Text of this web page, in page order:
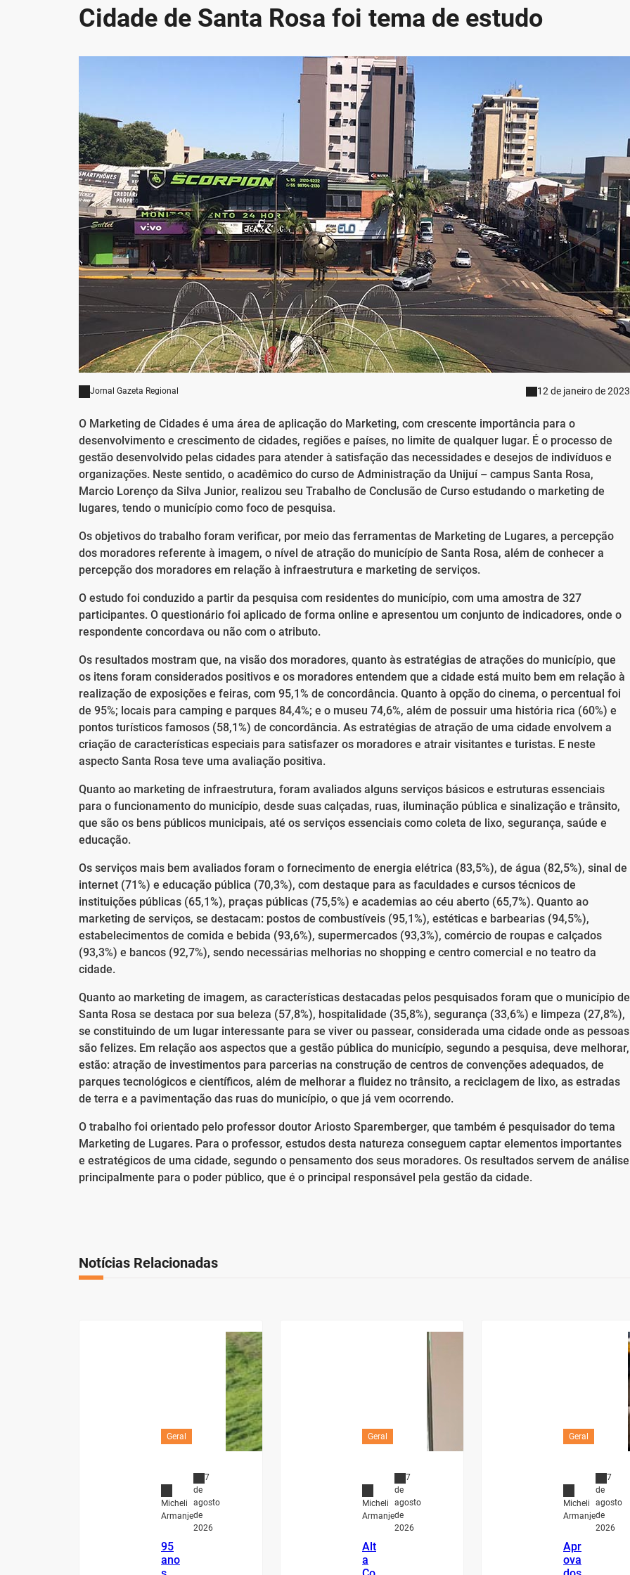
Cidade de Santa Rosa foi tema de estudo
Jornal Gazeta Regional 12 de janeiro de 2023
O Marketing de Cidades é uma área de aplicação do Marketing, com crescente importância para o
desenvolvimento e crescimento de cidades, regiões e países, no limite de qualquer lugar. É o processo de
gestão desenvolvido pelas cidades para atender à satisfação das necessidades e desejos de indivíduos e
organizações. Neste sentido, o acadêmico do curso de Administração da Unijuí – campus Santa Rosa,
Marcio Lorenço da Silva Junior, realizou seu Trabalho de Conclusão de Curso estudando o marketing de
lugares, tendo o município como foco de pesquisa.
Os objetivos do trabalho foram verificar, por meio das ferramentas de Marketing de Lugares, a percepção
dos moradores referente à imagem, o nível de atração do município de Santa Rosa, além de conhecer a
percepção dos moradores em relação à infraestrutura e marketing de serviços.
O estudo foi conduzido a partir da pesquisa com residentes do município, com uma amostra de 327
participantes. O questionário foi aplicado de forma online e apresentou um conjunto de indicadores, onde o
respondente concordava ou não com o atributo.
Os resultados mostram que, na visão dos moradores, quanto às estratégias de atrações do município, que
os itens foram considerados positivos e os moradores entendem que a cidade está muito bem em relação à
realização de exposições e feiras, com 95,1% de concordância. Quanto à opção do cinema, o percentual foi
de 95%; locais para camping e parques 84,4%; e o museu 74,6%, além de possuir uma história rica (60%) e
pontos turísticos famosos (58,1%) de concordância. As estratégias de atração de uma cidade envolvem a
criação de características especiais para satisfazer os moradores e atrair visitantes e turistas. E neste
aspecto Santa Rosa teve uma avaliação positiva.
Quanto ao marketing de infraestrutura, foram avaliados alguns serviços básicos e estruturas essenciais
para o funcionamento do município, desde suas calçadas, ruas, iluminação pública e sinalização e trânsito,
que são os bens públicos municipais, até os serviços essenciais como coleta de lixo, segurança, saúde e
educação.
Os serviços mais bem avaliados foram o fornecimento de energia elétrica (83,5%), de água (82,5%), sinal de
internet (71%) e educação pública (70,3%), com destaque para as faculdades e cursos técnicos de
instituições públicas (65,1%), praças públicas (75,5%) e academias ao céu aberto (65,7%). Quanto ao
marketing de serviços, se destacam: postos de combustíveis (95,1%), estéticas e barbearias (94,5%),
estabelecimentos de comida e bebida (93,6%), supermercados (93,3%), comércio de roupas e calçados
(93,3%) e bancos (92,7%), sendo necessárias melhorias no shopping e centro comercial e no teatro da
cidade.
Quanto ao marketing de imagem, as características destacadas pelos pesquisados foram que o município de
Santa Rosa se destaca por sua beleza (57,8%), hospitalidade (35,8%), segurança (33,6%) e limpeza (27,8%),
se constituindo de um lugar interessante para se viver ou passear, considerada uma cidade onde as pessoas
são felizes. Em relação aos aspectos que a gestão pública do município, segundo a pesquisa, deve melhorar,
estão: atração de investimentos para parcerias na construção de centros de convenções adequados, de
parques tecnológicos e científicos, além de melhorar a fluidez no trânsito, a reciclagem de lixo, as estradas
de terra e a pavimentação das ruas do município, o que já vem ocorrendo.
O trabalho foi orientado pelo professor doutor Ariosto Sparemberger, que também é pesquisador do tema
Marketing de Lugares. Para o professor, estudos desta natureza conseguem captar elementos importantes
e estratégicos de uma cidade, segundo o pensamento dos seus moradores. Os resultados servem de análise
principalmente para o poder público, que é o principal responsável pela gestão da cidade.
Notícias Relacionadas
Geral
Micheli
Armanje
7
de
agosto
de
2026
95
ano
Geral
Micheli
Armanje
7
de
agosto
de
2026
Alt
a
Geral
Micheli
Armanje
7
de
agosto
de
2026
Apr
ova